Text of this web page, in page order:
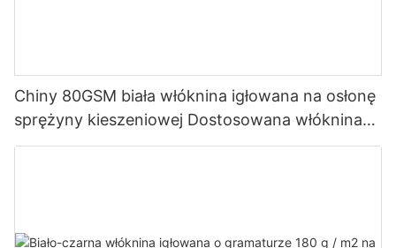
Chiny 80GSM biała włóknina igłowana na osłonę
sprężyny kieszeniowej Dostosowana włóknina
Rayson